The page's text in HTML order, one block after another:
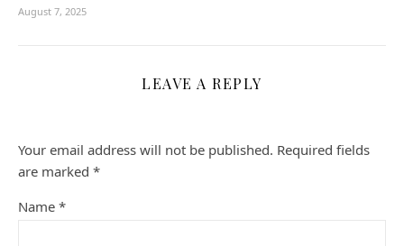
August 7, 2025
LEAVE A REPLY
Your email address will not be published. Required fields
are marked *
Name *